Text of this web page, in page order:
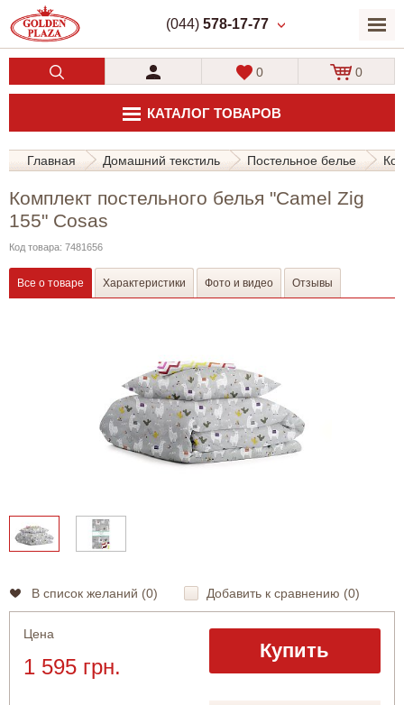
(044) 578-17-77
КАТАЛОГ ТОВАРОВ
0 0
Главная Домашний текстиль Постельное белье
Комплект постельного белья "Camel Zig
155" Cosas
Код товара: 7481656
Все о товаре Характеристики Фото и видео Отзывы
В список желаний (0) Добавить к сравнению (0)
Цена
1 595 грн.
Купить